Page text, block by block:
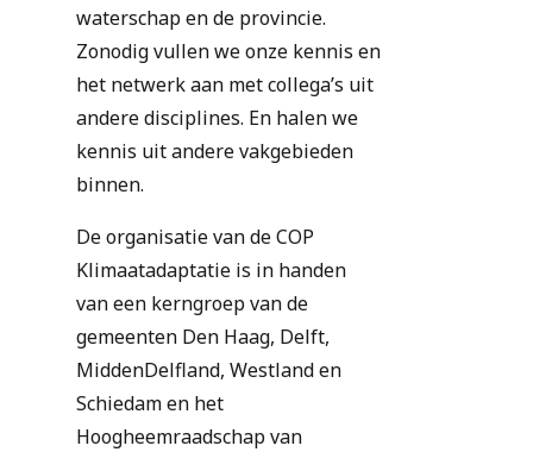
waterschap en de provincie.
Zonodig vullen we onze kennis en
het netwerk aan met collega’s uit
andere disciplines. En halen we
kennis uit andere vakgebieden
binnen.
De organisatie van de COP
Klimaatadaptatie is in handen
van een kerngroep van de
gemeenten Den Haag, Delft,
MiddenDelfland, Westland en
Schiedam en het
Hoogheemraadschap van